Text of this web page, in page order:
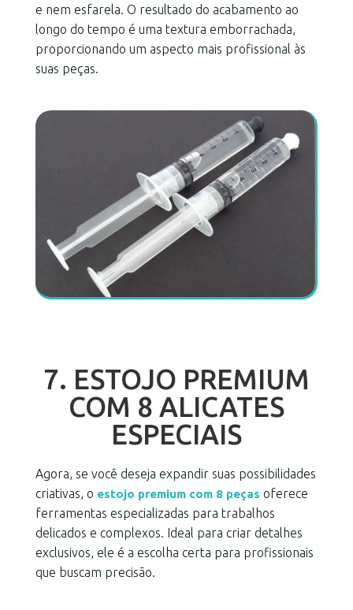
e nem esfarela. O resultado do acabamento ao
longo do tempo é uma textura emborrachada,
proporcionando um aspecto mais profissional às
suas peças.
7. ESTOJO PREMIUM
COM 8 ALICATES
ESPECIAIS
Agora, se você deseja expandir suas possibilidades
criativas, o estojo premium com 8 peças oferece
ferramentas especializadas para trabalhos
delicados e complexos. Ideal para criar detalhes
exclusivos, ele é a escolha certa para profissionais
que buscam precisão.